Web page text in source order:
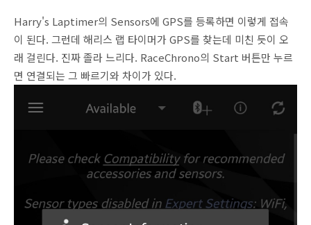
Harry's Laptimer의 Sensors에 GPS를 등록하면 이렇게 접속
이 된다. 그런데 해리스 랩 타이머가 GPS를 찾는데 미친 듯이 오
래 걸린다. 진짜 졸라 느리다. RaceChrono의 Start 버튼만 누르
면 연결되는 그 빠르기와 차이가 있다.